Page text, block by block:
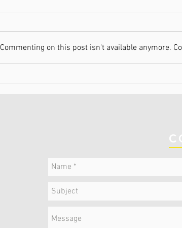
31-01-
Commenting on this post isn't available anymore.